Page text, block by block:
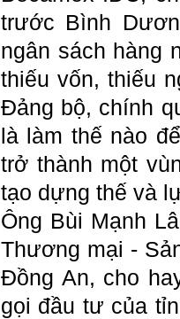
trước Bình
ngân sách hàng
thiếu vốn, thiếu
Đảng bộ, chính
là làm thế nào
trở thành một
tạo dựng thế và
Ông Bùi Mạnh
Thương mại -
Đồng An, cho
gọi đầu tư của